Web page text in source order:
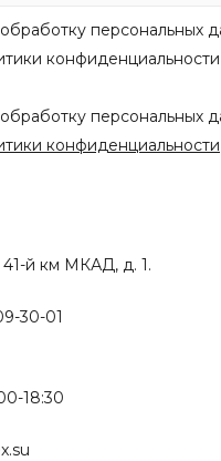
персональных
конфиденциальности
персональных
конфиденциальности
41-й км МКАД, д. 1.
30-01
18:30